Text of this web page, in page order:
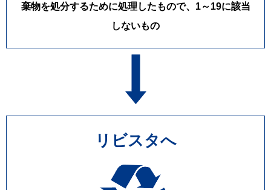
HP：https://livista.biz/
━━━━━━━━━━━━━━━━━━
棄物を処分するために処理したもので、1～19に該当
しないもの
リビスタへ